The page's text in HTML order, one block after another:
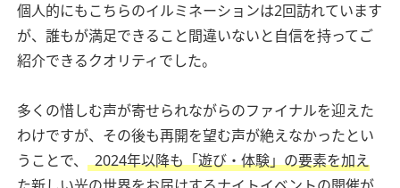
個人的にもこちらのイルミネーションは2回訪れています
が、誰もが満足できること間違いないと自信を持ってご
紹介できるクオリティでした。
多くの惜しむ声が寄せられながらのファイナルを迎えた
わけですが、その後も再開を望む声が絶えなかったとい
うことで、
2024年以降も「遊び・体験」の要素を加え